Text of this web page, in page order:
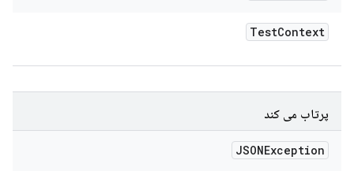
TestContext
پرتاب می کند
JSONException